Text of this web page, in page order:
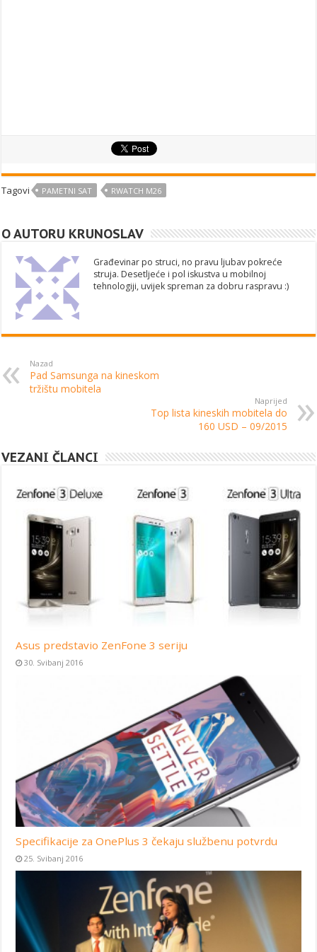
Tagovi PAMETNI SAT RWATCH M26
O AUTORU KRUNOSLAV
Građevinar po struci, no pravu ljubav pokreće
struja. Desetljeće i pol iskustva u mobilnoj
tehnologiji, uvijek spreman za dobru raspravu :)
Nazad
Pad Samsunga na kineskom
tržištu mobitela
Naprijed
Top lista kineskih mobitela do
160 USD – 09/2015
VEZANI ČLANCI
Asus predstavio ZenFone 3 seriju
30. Svibanj 2016
Specifikacije za OnePlus 3 čekaju službenu potvrdu
25. Svibanj 2016